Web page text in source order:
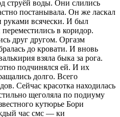
струёй воды. Они слились
постанывала. Он же ласкал
руками всячески. И был
в коридор.
друг другом. Оргазм
до кровати. И вновь
взяла быка за рога.
подчинялся ей. И их
долго. Всего
Сейчас красотка находилась
щеголяла по подиуму
кутюрье Бори
час смс — ки